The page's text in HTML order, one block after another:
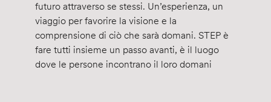
futuro attraverso se stessi. Un’esperienza, un
viaggio per favorire la visione e la
comprensione di ciò che sarà domani. STEP è
fare tutti insieme un passo avanti, è il luogo
dove le persone incontrano il loro domani